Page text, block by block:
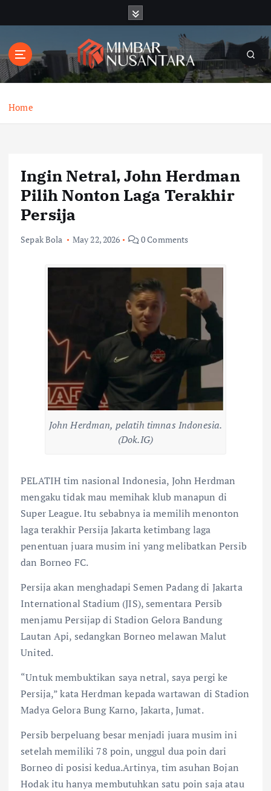
t
o
Home
Ingin Netral, John Herdman
Pilih Nonton Laga Terakhir
Persija
Sepak Bola May 22, 2026 0 Comments
John Herdman, pelatih timnas Indonesia.
(Dok.IG)
PELATIH tim nasional Indonesia, John Herdman
mengaku tidak mau memihak klub manapun di
Super League. Itu sebabnya ia memilih menonton
laga terakhir Persija Jakarta ketimbang laga
penentuan juara musim ini yang melibatkan Persib
dan Borneo FC.
Persija akan menghadapi Semen Padang di Jakarta
International Stadium (JIS), sementara Persib
menjamu Persijap di Stadion Gelora Bandung
Lautan Api, sedangkan Borneo melawan Malut
United.
“Untuk membuktikan saya netral, saya pergi ke
Persija,” kata Herdman kepada wartawan di Stadion
Madya Gelora Bung Karno, Jakarta, Jumat.
Persib berpeluang besar menjadi juara musim ini
setelah memiliki 78 poin, unggul dua poin dari
Borneo di posisi kedua.Artinya, tim asuhan Bojan
Hodak itu hanya membutuhkan satu poin saja atau